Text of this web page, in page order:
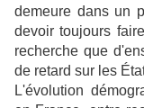
demeure dans un
devoir toujours
recherche que
de retard sur les
L'évolution